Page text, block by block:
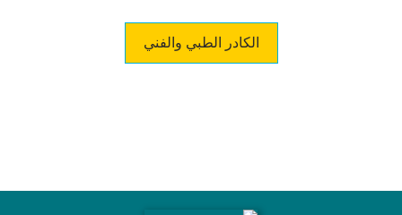
الكادر الطبي والفني